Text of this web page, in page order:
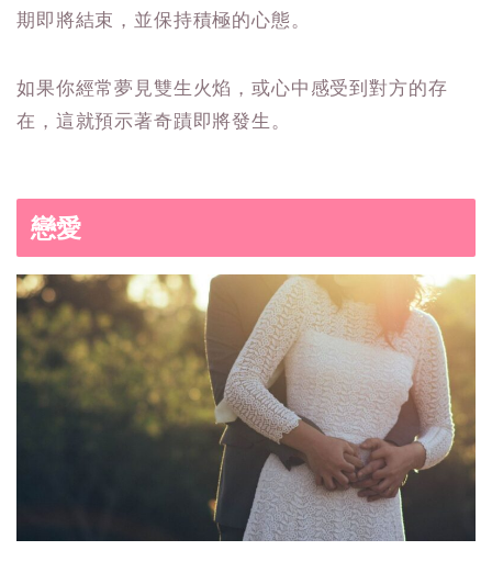
期即將結束，並保持積極的心態。
如果你經常夢見雙生火焰，或心中感受到對方的存
在，這就預示著奇蹟即將發生。
戀愛